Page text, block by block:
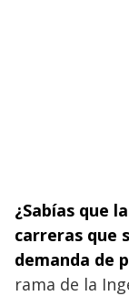
¿Sabías que
carreras que
demanda de
rama de la